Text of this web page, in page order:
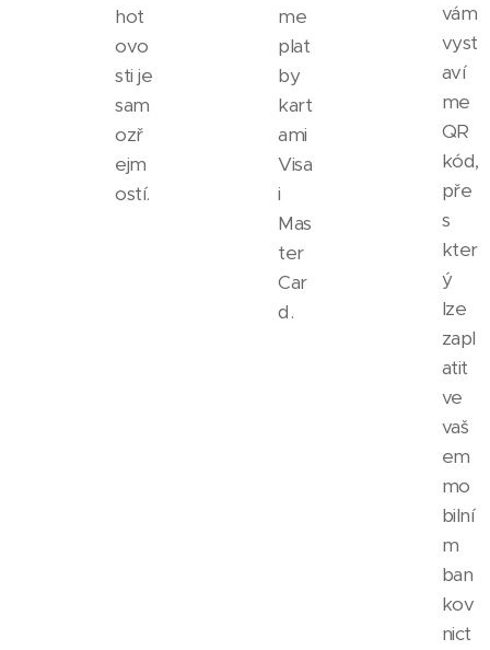
hot
ovo
sti je
sam
ozř
ejm
ostí.
me
plat
by
kart
ami
Visa
i
Mas
ter
Car
d.
vám
vyst
aví
me
QR
kód,
pře
s
kter
ý
lze
zapl
atit
ve
vaš
em
mo
bilní
m
ban
kov
nict